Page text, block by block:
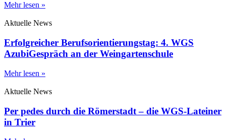
Mehr lesen »
Aktuelle News
Erfolgreicher Berufsorientierungstag: 4. WGS
AzubiGespräch an der Weingartenschule
Mehr lesen »
Aktuelle News
Per pedes durch die Römerstadt – die WGS-Lateiner
in Trier